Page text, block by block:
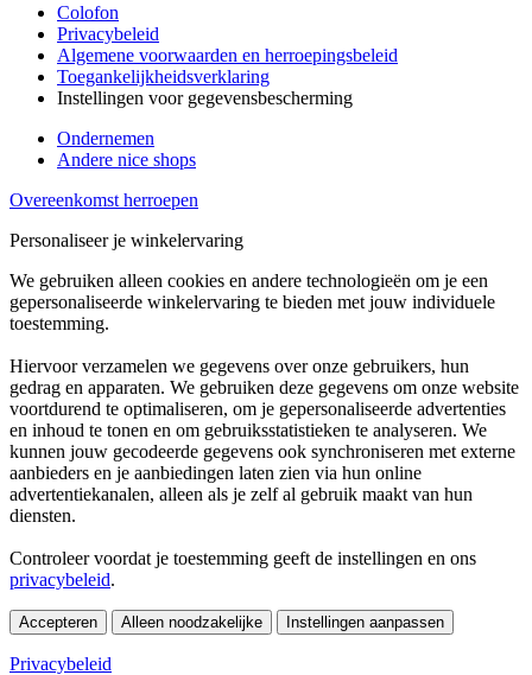
Colofon
Privacybeleid
Algemene voorwaarden en herroepingsbeleid
Toegankelijkheidsverklaring
Instellingen voor gegevensbescherming
Ondernemen
Andere nice shops
Overeenkomst herroepen
Personaliseer je winkelervaring
We gebruiken alleen cookies en andere technologieën om je een
gepersonaliseerde winkelervaring te bieden met jouw individuele
toestemming.
Hiervoor verzamelen we gegevens over onze gebruikers, hun
gedrag en apparaten. We gebruiken deze gegevens om onze website
voortdurend te optimaliseren, om je gepersonaliseerde advertenties
en inhoud te tonen en om gebruiksstatistieken te analyseren. We
kunnen jouw gecodeerde gegevens ook synchroniseren met externe
aanbieders en je aanbiedingen laten zien via hun online
advertentiekanalen, alleen als je zelf al gebruik maakt van hun
diensten.
Controleer voordat je toestemming geeft de instellingen en ons
privacybeleid.
Accepteren Alleen noodzakelijke Instellingen aanpassen
Privacybeleid